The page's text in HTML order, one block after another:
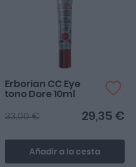
Erborian CC Eye
tono Dore 10ml
29,35 €
33,00 €
Añadir a la cesta